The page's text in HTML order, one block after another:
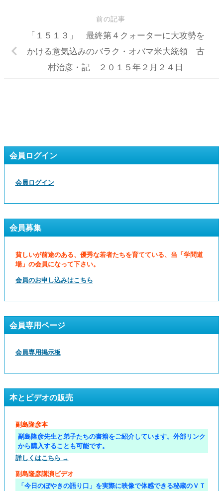
前の記事
「１５１３」 最終第４クォーターに大攻勢を
かける意気込みのバラク・オバマ米大統領 古
村治彦・記 ２０１５年２月２４日
会員ログイン
会員ログイン
会員募集
貧しいが前途のある、優秀な若者たちを育てている、当「学問道
場」の会員になって下さい。
会員のお申し込みはこちら
会員専用ページ
会員専用掲示板
本とビデオの販売
副島隆彦本
副島隆彦先生と弟子たちの書籍をご紹介しています。外部リンク
から購入することも可能です。
詳しくはこちら →
副島隆彦講演ビデオ
「今日のぼやきの語り口」を実際に映像で体感できる秘蔵のＶＴ